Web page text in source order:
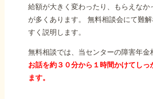
給額が大きく変わったり、もらえなか
が多くあります。 無料相談会にて難
すく説明します。
無料相談では、当センターの障害年金
お話を約３０分から１時間かけてしっ
ます。